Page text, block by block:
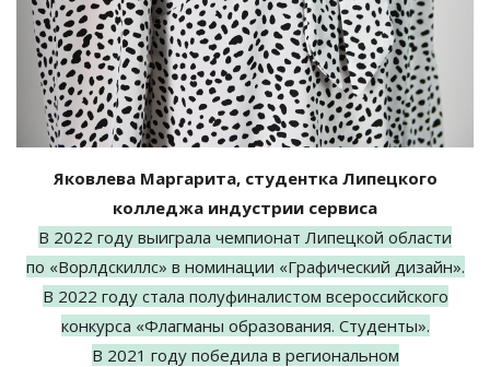
Яковлева Маргарита, студентка Липецкого
колледжа индустрии сервиса
В 2022 году выиграла чемпионат Липецкой области
по «Ворлдскиллс» в номинации «Графический дизайн».
В 2022 году стала полуфиналистом всероссийского
конкурса «Флагманы образования. Студенты».
В 2021 году победила в региональном